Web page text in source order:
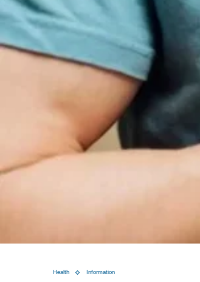
Health Information